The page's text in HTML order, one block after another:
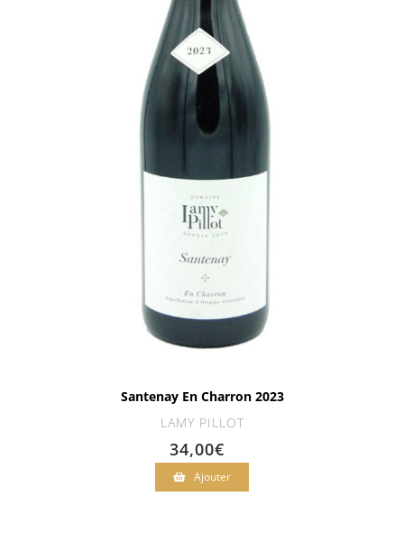
Santenay En Charron 2023
LAMY PILLOT
34,00€
Ajouter